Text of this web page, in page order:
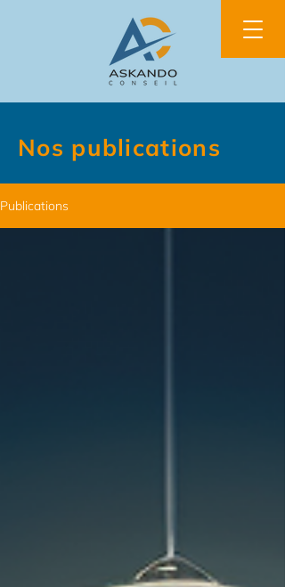
Nos publications
Publications